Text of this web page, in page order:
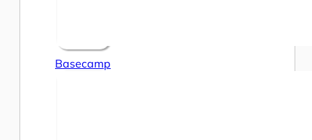
Basecamp